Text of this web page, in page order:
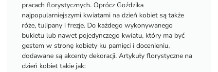
pracach florystycznych. Oprócz Goździka
najpopularniejszymi kwiatami na dzień kobiet są także
róże, tulipany i frezje. Do każdego wykonywanego
bukietu lub nawet pojedynczego kwiatu, który ma być
gestem w stronę kobiety ku pamięci i docenieniu,
dodawane są akcenty dekoracji. Artykuły florystyczne na
dzień kobiet takie jak: